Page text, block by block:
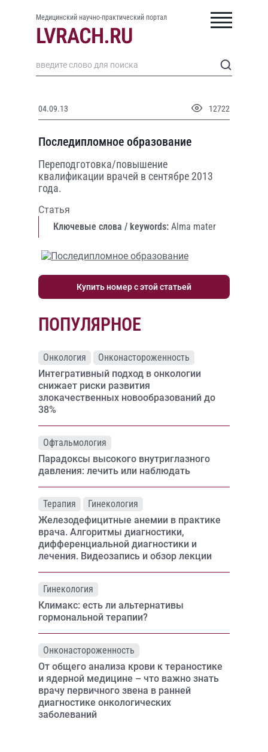
Медицинский научно-практический портал
04.09.13 12722
Последипломное образование
Переподготовка/повышение
квалификации врачей в сентябре 2013
года.
Статья
Ключевые слова / keywords: Alma mater
Купить номер с этой статьей
ПОПУЛЯРНОЕ
Онкология
Онконастороженность
Интегративный подход в онкологии
снижает риски развития
злокачественных новообразований до
38%
Офтальмология
Парадоксы высокого внутриглазного
давления: лечить или наблюдать
Терапия
Гинекология
Железодефицитные анемии в практике
врача. Алгоритмы диагностики,
дифференциальной диагностики и
лечения. Видеозапись и обзор лекции
Гинекология
Климакс: есть ли альтернативы
гормональной терапии?
Онконастороженность
От общего анализа крови к тераностике
и ядерной медицине – что важно знать
врачу первичного звена в ранней
диагностике онкологических
заболеваний